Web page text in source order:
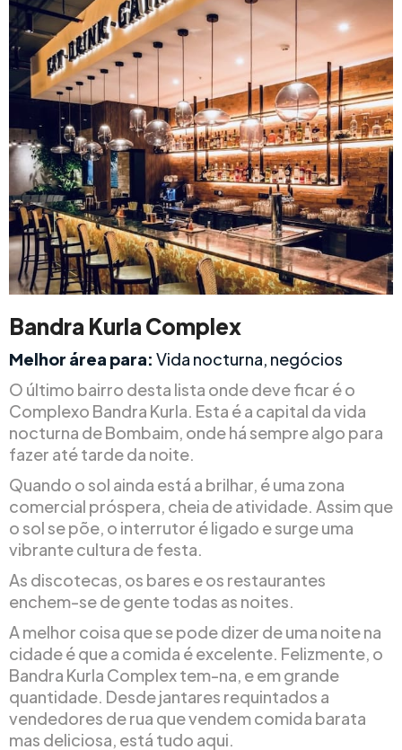
Bandra Kurla Complex
Melhor área para: Vida nocturna, negócios
O último bairro desta lista onde deve ficar é o
Complexo Bandra Kurla. Esta é a capital da vida
nocturna de Bombaim, onde há sempre algo para
fazer até tarde da noite.
Quando o sol ainda está a brilhar, é uma zona
comercial próspera, cheia de atividade. Assim que
o sol se põe, o interrutor é ligado e surge uma
vibrante cultura de festa.
As discotecas, os bares e os restaurantes
enchem-se de gente todas as noites.
A melhor coisa que se pode dizer de uma noite na
cidade é que a comida é excelente. Felizmente, o
Bandra Kurla Complex tem-na, e em grande
quantidade. Desde jantares requintados a
vendedores de rua que vendem comida barata
mas deliciosa, está tudo aqui.